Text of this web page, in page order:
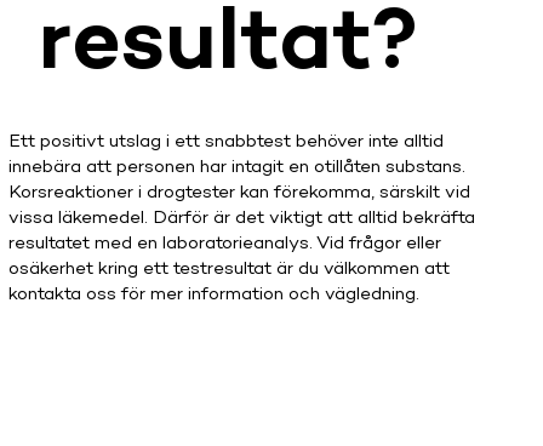
resultat?
Ett positivt utslag i ett snabbtest behöver inte alltid
innebära att personen har intagit en otillåten substans.
Korsreaktioner i drogtester kan förekomma, särskilt vid
vissa läkemedel. Därför är det viktigt att alltid bekräfta
resultatet med en laboratorieanalys. Vid frågor eller
osäkerhet kring ett testresultat är du välkommen att
kontakta oss för mer information och vägledning.